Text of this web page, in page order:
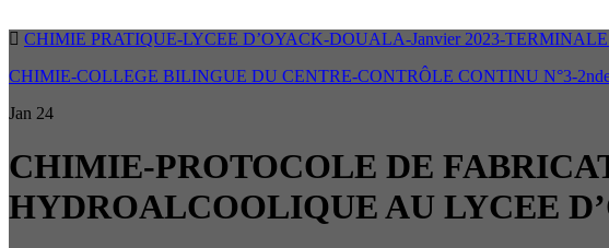
CHIMIE PRATIQUE-LYCEE D’OYACK-DOUALA-Janvier 2023-
CHIMIE-COLLEGE BILINGUE DU CENTRE-CONTRÔLE CONTINU N°3-
Jan 24
CHIMIE-PROTOCOLE DE
HYDROALCOOLIQUE AU LYCEE